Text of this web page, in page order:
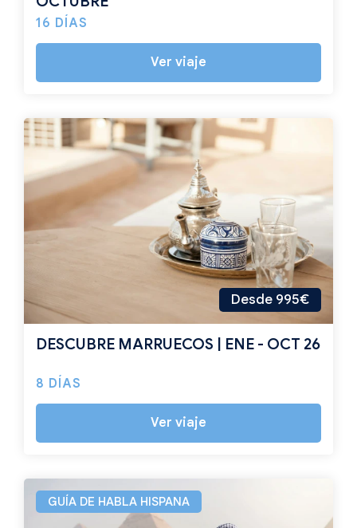
16 DÍAS
Ver viaje
Desde 995€
DESCUBRE MARRUECOS | ENE - OCT 26
8 DÍAS
Ver viaje
GUÍA DE HABLA HISPANA